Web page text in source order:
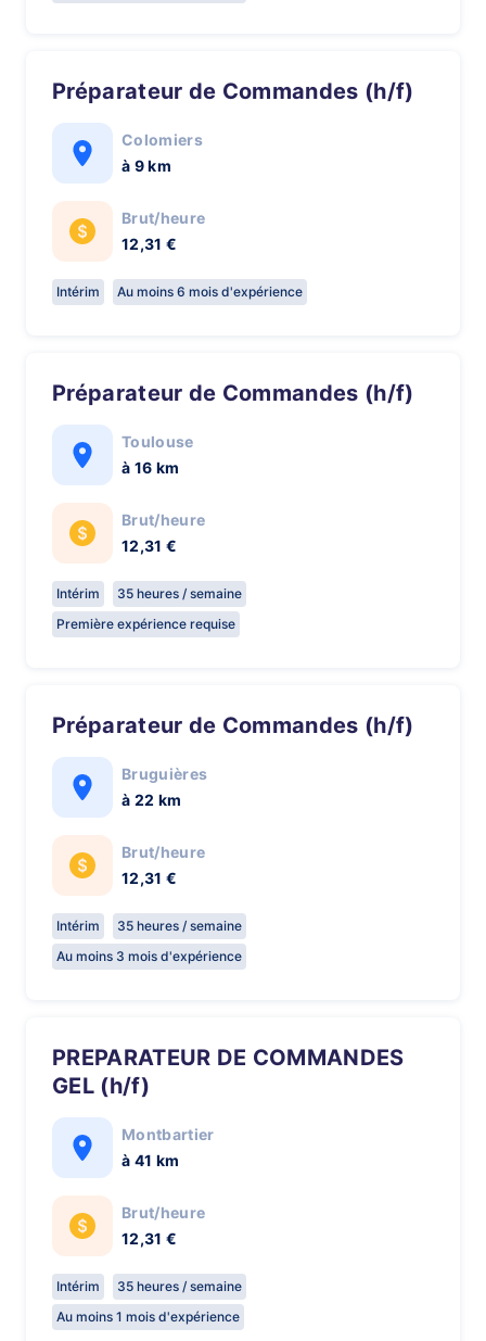
Préparateur de Commandes (h/f)
Colomiers
à 9 km
Brut/heure
12,31 €
Intérim Au moins 6 mois d'expérience
Préparateur de Commandes (h/f)
Toulouse
à 16 km
Brut/heure
12,31 €
Intérim
35 heures / semaine
Première expérience requise
Préparateur de Commandes (h/f)
Bruguières
à 22 km
Brut/heure
12,31 €
Intérim
35 heures / semaine
Au moins 3 mois d'expérience
PREPARATEUR DE COMMANDES
GEL (h/f)
Montbartier
à 41 km
Brut/heure
12,31 €
Intérim
35 heures / semaine
Au moins 1 mois d'expérience